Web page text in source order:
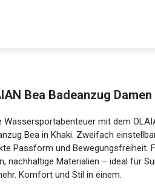
Bea Badeanzug Damen
Wassersportabenteuer mit dem
Bea in Khaki. Zweifach
Passform und Bewegungsfreiheit.
Design, nachhaltige Materialien –
SUP und mehr. Komfort und Stil in
Jetzt anschauen